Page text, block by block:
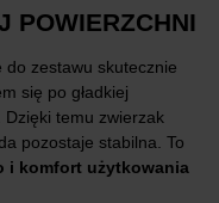
POWIERZCHNI
do zestawu skutecznie
się po gładkiej
Dzięki temu zwierzak
pozostaje stabilna. To
i komfort użytkowania